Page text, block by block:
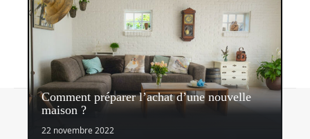
Comment préparer l’achat d’une nouvelle
maison ?
22 novembre 2022© 2026 | lespetitsservices.fr
Contact Mentions légales Sitemap